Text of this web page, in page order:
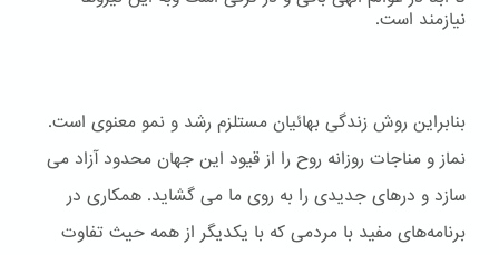
نيازمند است.
بنابراین روش زندگی بهائیان مستلزم رشد و نمو معنوی است.
نماز و مناجات روزانه روح را از قیود این جهان محدود آزاد می
سازد و درهای جدیدی را به روی ما می گشاید. همکاری در
برنامه‌های مفید با مردمی که با یکدیگر از همه حیث تفاوت